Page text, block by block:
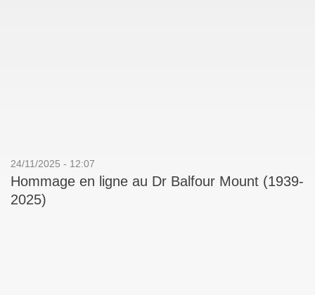
24/11/2025 - 12:07
Hommage en ligne au Dr Balfour Mount (1939-
2025)